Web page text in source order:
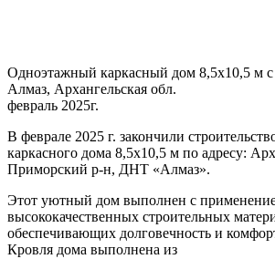
Одноэтажный каркасный дом 8,5х10,5 м
Алмаз, Архангельская обл.
февраль 2025г.
В феврале 2025 г. закончили
каркасного дома 8,5х10,5 м по адресу:
Приморский р-н, ДНТ «Алмаз».
Этот уютный дом выполнен с
высококачественных строительных
обеспечивающих долговечность и
Кровля дома выполнена из